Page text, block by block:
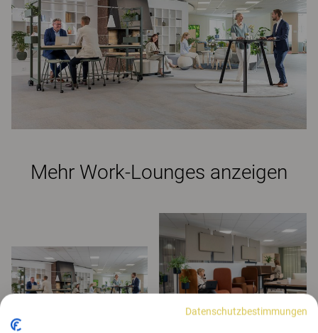
Mehr Work-Lounges anzeigen
Datenschutzbestimmungen